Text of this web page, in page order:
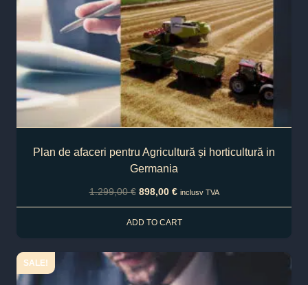
Plan de afaceri pentru Agricultură și horticultură in
Germania
1.299,00€ 898,00 € inclusv TVA
ADD TO CART
SALE!